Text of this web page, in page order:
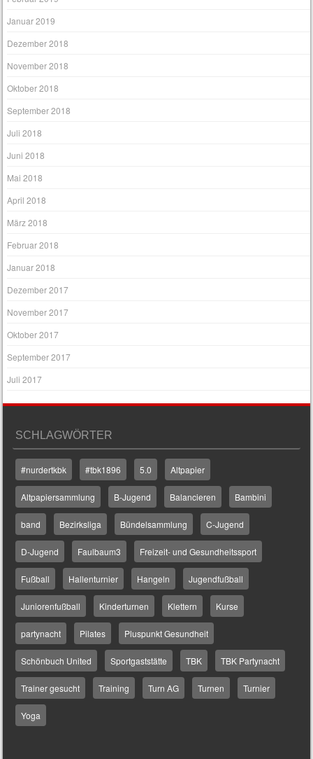
Januar 2019
Dezember 2018
November 2018
Oktober 2018
September 2018
Juli 2018
Juni 2018
Mai 2018
April 2018
März 2018
Februar 2018
Januar 2018
Dezember 2017
November 2017
Oktober 2017
September 2017
Juli 2017
SCHLAGWÖRTER
#nurdertkbk #tbk1896 5.0 Altpapier
Altpapiersammlung B-Jugend Balancieren Bambini
band Bezirksliga Bündelsammlung C-Jugend
D-Jugend Faulbaum3 Freizeit- und Gesundheitssport
Fußball Hallenturnier Hangeln Jugendfußball
Juniorenfußball Kinderturnen Klettern Kurse
partynacht Pilates Pluspunkt Gesundheit
Schönbuch United Sportgaststätte TBK TBK Partynacht
Trainer gesucht Training Turn AG Turnen Turnier
Yoga